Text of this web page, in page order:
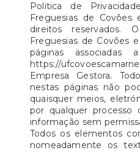
Politica de
Freguesias de Covões
direitos reservados.
Freguesias de Covões
páginas associadas
https://
Empresa Gestora.
nestas páginas não
quaisquer meios,
por qualquer processo
informação sem
Todos os elementos
nomeadamente os